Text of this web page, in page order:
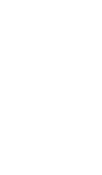
대신고등학교